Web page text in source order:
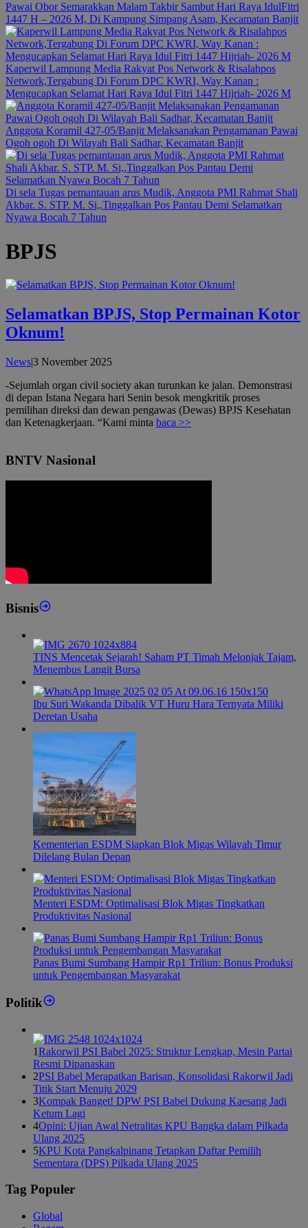
Pawai Obor Semarakkan Malam Takbir Sambut Hari Raya IdulFitri
1447 H – 2026 M, Di Kampung Simpang Asam, Kecamatan Banjit
Kaperwil Lampung Media Rakyat Pos Network & Risalahpos
Network,Tergabung Di Forum DPC KWRI, Way Kanan :
Mengucapkan Selamat Hari Raya Idul Fitri 1447 Hijriah- 2026 M
Anggota Koramil 427-05/Banjit Melaksanakan Pengamanan Pawai
Ogoh ogoh Di Wilayah Bali Sadhar, Kecamatan Banjit
Di sela Tugas pemantauan arus Mudik, Anggota PMI Rahmat Shali
Akbar. S. STP. M. Si,,Tinggalkan Pos Pantau Demi Selamatkan
Nyawa Bocah 7 Tahun
BPJS
Selamatkan BPJS, Stop Permainan Kotor
Oknum!
News|3 November 2025oleh
-Sejumlah organ civil society akan turunkan ke jalan. Demonstrasi
di depan Istana Negara hari Senin besok mengkritik proses
pemilihan direksi dan dewan pengawas (Dewas) BPJS Kesehatan
dan Ketenagkerjaan. “Kami minta baca >>
BNTV Nasional
Bisnis
TINS Mencetak Sejarah! Saham PT Timah Melonjak Tajam,
Menembus Langit Bursa
Ibu Suri Wakanda Dibalik VT Huru Hara Ternyata Miliki
Deretan Usaha
Kementerian ESDM Siapkan Blok Migas Wilayah Timur
Dilelang Bulan Depan
Menteri ESDM: Optimalisasi Blok Migas Tingkatkan
Produktivitas Nasional
Panas Bumi Sumbang Hampir Rp1 Triliun: Bonus Produksi
untuk Pengembangan Masyarakat
Politik
1Rakorwil PSI Babel 2025: Struktur Lengkap, Mesin Partai
Resmi Dipanaskan
2PSI Babel Merapatkan Barisan, Konsolidasi Rakorwil Jadi
Titik Start Menuju 2029
3Kompak Banget! DPW PSI Babel Dukung Kaesang Jadi
Ketum Lagi
4Opini: Ujian Awal Netralitas KPU Bangka dalam Pilkada
Ulang 2025
5KPU Kota Pangkalpinang Tetapkan Daftar Pemilih
Sementara (DPS) Pilkada Ulang 2025
Tag Populer
Global